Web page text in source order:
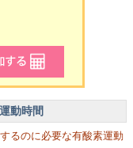
動時間
るのに必要な有酸素運動